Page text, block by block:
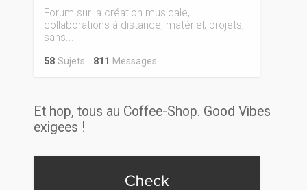
Forum sur la création musicale,
collaborations à distance, matériel, projets,
sans...
58Sujets 811 Messages
Et hop, tous au Coffee-Shop. Good Vibes
exigees !